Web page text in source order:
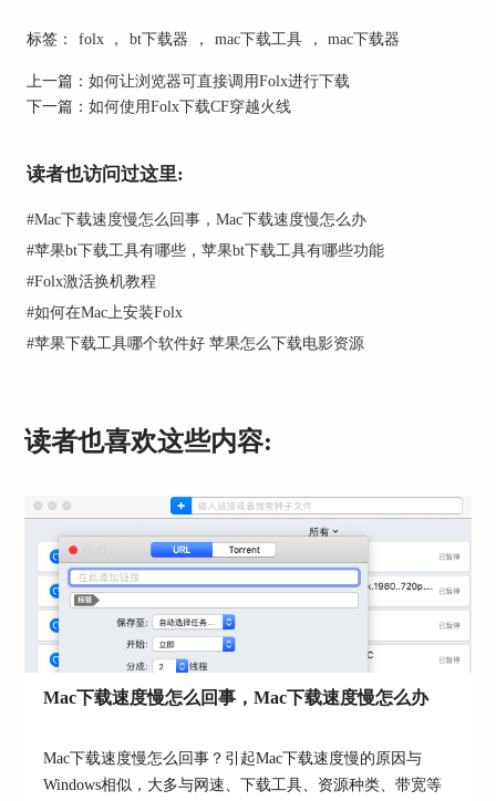
二、全局速度控制
当然，我们也可以通过全局速度控制功能，统一设
置各个任务的速度控制标准。如图3所示，通过单
击Folx左下角的速度控制按钮，即可限制全局的下
图3：全局速度控制
三、智能速度控制
除了单任务速控定制与全局速度控制，Folx还提供
更加强大的智能速度控制功能。
标签： folx ， bt下载器 ， mac下载工具 ， mac下载器
上一篇： 如何让浏览器可直接调用Folx进行下载
下一篇： 如何使用Folx下载CF穿越火线
读者也访问过这里:
#Mac下载速度慢怎么回事，Mac下载速度慢怎么办
#苹果bt下载工具有哪些，苹果bt下载工具有哪些功能
#Folx激活换机教程
#如何在Mac上安装Folx
#苹果下载工具哪个软件好 苹果怎么下载电影资源
读者也喜欢这些内容:
Mac下载速度慢怎么回事，Mac下载速度慢怎么办
Mac下载速度慢怎么回事？引起Mac下载速度慢的原因与
Windows相似，大多与网速、下载工具、资源种类、带宽等